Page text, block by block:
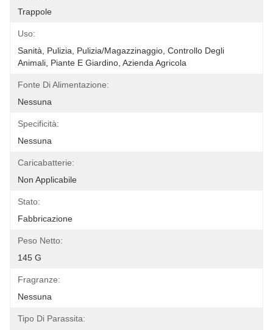
Trappole
Uso:
Sanità, Pulizia, Pulizia/magazzinaggio, Controllo Degli
Animali, Piante E Giardino, Azienda Agricola
Fonte Di Alimentazione:
Nessuna
Specificità:
Nessuna
Caricabatterie:
Non Applicabile
Stato:
Fabbricazione
Peso Netto:
145 G
Fragranze:
Nessuna
Tipo Di Parassita: